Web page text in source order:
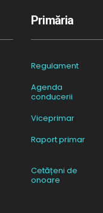
Primăria
Regulament
Agenda
conducerii
Viceprimar
Raport primar
Cetățeni de
onoare